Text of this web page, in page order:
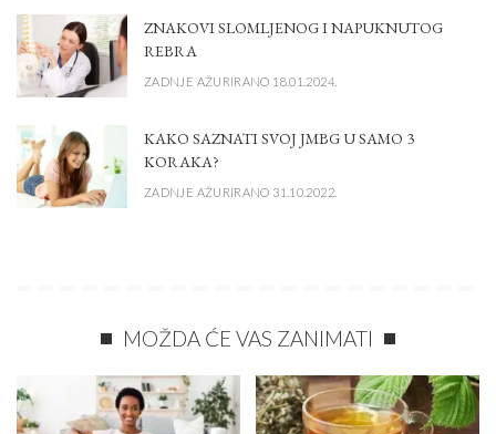
ZNAKOVI SLOMLJENOG I NAPUKNUTOG
REBRA
ZADNJE AŽURIRANO 18.01.2024.
KAKO SAZNATI SVOJ JMBG U SAMO 3
KORAKA?
ZADNJE AŽURIRANO 31.10.2022.
MOŽDA ĆE VAS ZANIMATI